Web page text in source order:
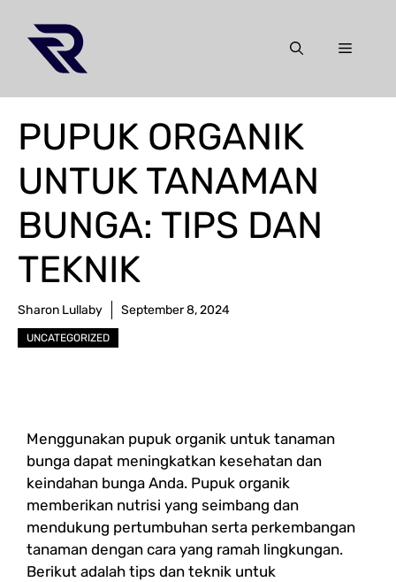
content
Menu
PUPUK ORGANIK
UNTUK TANAMAN
BUNGA: TIPS DAN
TEKNIK
Sharon Lullaby September 8, 2024
UNCATEGORIZED
Menggunakan pupuk organik untuk tanaman
bunga dapat meningkatkan kesehatan dan
keindahan bunga Anda. Pupuk organik
memberikan nutrisi yang seimbang dan
mendukung pertumbuhan serta perkembangan
tanaman dengan cara yang ramah lingkungan.
Berikut adalah tips dan teknik untuk